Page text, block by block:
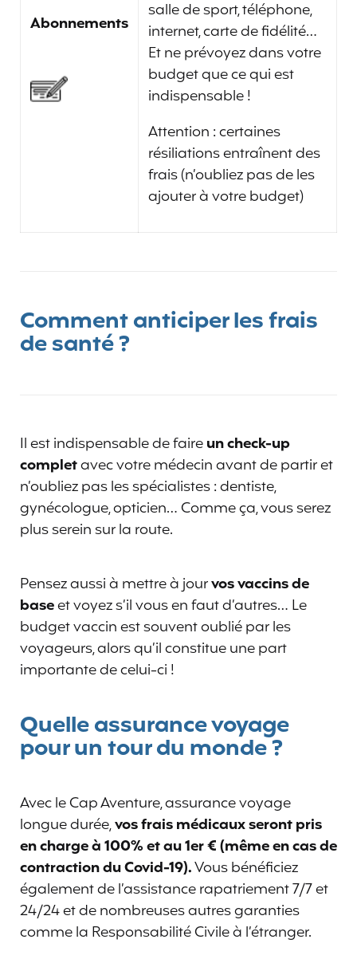
Abonnements
salle de sport, téléphone,
internet, carte de fidélité…
Et ne prévoyez dans votre
budget que ce qui est
indispensable !
Attention : certaines
résiliations entraînent des
frais (n’oubliez pas de les
ajouter à votre budget)
Comment anticiper les frais
de santé ?
Il est indispensable de faireun check-up
completavec votre médecin avant de partir et
n’oubliez pas les spécialistes : dentiste,
gynécologue, opticien… Comme ça, vous serez
plus serein sur la route.
Pensez aussi à mettre à jourvos vaccins de
baseet voyez s’il vous en faut d’autres… Le
budget vaccin est souvent oublié par les
voyageurs, alors qu’il constitue une part
importante de celui-ci !
Quelle assurance voyage
pour un tour du monde ?
Avec le Cap Aventure, assurance voyage
longue durée,vos frais médicaux seront pris
en charge à 100% et au 1er € (même en cas de
contraction du Covid-19).Vous bénéficiez
également de l’assistance rapatriement 7/7 et
24/24 et de nombreuses autres garanties
comme la Responsabilité Civile à l’étranger.